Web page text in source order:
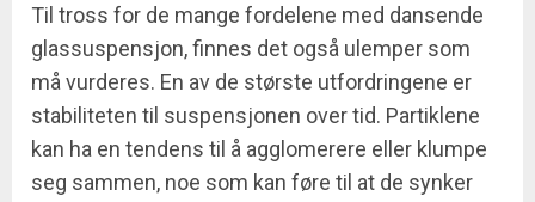
Til tross for de mange fordelene med dansende
glassuspensjon, finnes det også ulemper som
må vurderes. En av de største utfordringene er
stabiliteten til suspensjonen over tid. Partiklene
kan ha en tendens til å agglomerere eller klumpe
seg sammen, noe som kan føre til at de synker